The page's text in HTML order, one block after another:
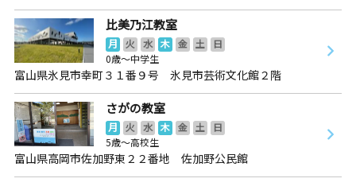
比美乃江教室
月 火 水 木 金 土
日
0歳～中学生
富山県氷見市幸町３１番９号 氷見市芸術文化館２階
さがの教室
月 火 水 木 金 土
日
5歳～高校生
富山県高岡市佐加野東２２番地 佐加野公民館